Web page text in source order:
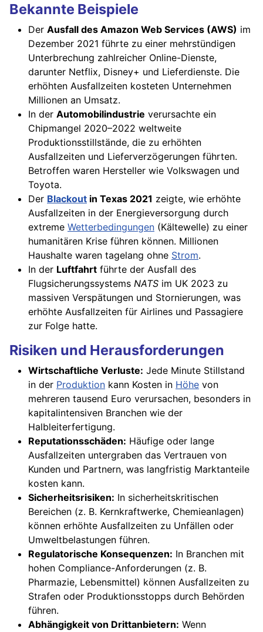
Bekannte Beispiele
Der Ausfall des Amazon Web Services (AWS) im
Dezember 2021 führte zu einer mehrstündigen
Unterbrechung zahlreicher Online-Dienste,
darunter Netflix, Disney+ und Lieferdienste. Die
erhöhten Ausfallzeiten kosteten Unternehmen
Millionen an Umsatz.
In der Automobilindustrie verursachte ein
Chipmangel 2020–2022 weltweite
Produktionsstillstände, die zu erhöhten
Ausfallzeiten und Lieferverzögerungen führten.
Betroffen waren Hersteller wie Volkswagen und
Toyota.
Der Blackout in Texas 2021 zeigte, wie erhöhte
Ausfallzeiten in der Energieversorgung durch
extreme Wetterbedingungen (Kältewelle) zu einer
humanitären Krise führen können. Millionen
Haushalte waren tagelang ohne Strom.
In der Luftfahrt führte der Ausfall des
Flugsicherungssystems NATS im UK 2023 zu
massiven Verspätungen und Stornierungen, was
erhöhte Ausfallzeiten für Airlines und Passagiere
zur Folge hatte.
Risiken und Herausforderungen
Wirtschaftliche Verluste: Jede Minute Stillstand
in der Produktion kann Kosten in Höhe von
mehreren tausend Euro verursachen, besonders in
kapitalintensiven Branchen wie der
Halbleiterfertigung.
Reputationsschäden: Häufige oder lange
Ausfallzeiten untergraben das Vertrauen von
Kunden und Partnern, was langfristig Marktanteile
kosten kann.
Sicherheitsrisiken: In sicherheitskritischen
Bereichen (z. B. Kernkraftwerke, Chemieanlagen)
können erhöhte Ausfallzeiten zu Unfällen oder
Umweltbelastungen führen.
Regulatorische Konsequenzen: In Branchen mit
hohen Compliance-Anforderungen (z. B.
Pharmazie, Lebensmittel) können Ausfallzeiten zu
Strafen oder Produktionsstopps durch Behörden
führen.
Abhängigkeit von Drittanbietern: Wenn